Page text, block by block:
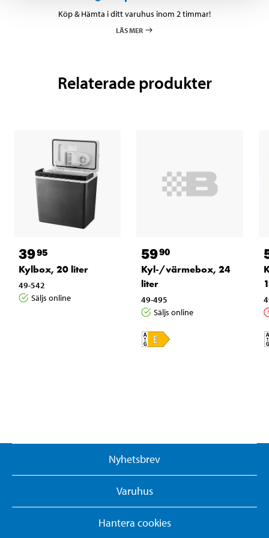
Köp & Hämta i ditt varuhus inom 2 timmar!
LÄS MER
Relaterade produkter
3995
Kylbox, 20 liter
49-542
Säljs online
5990
Kyl-/värmebox, 24
liter
49-495
Säljs online
Nyhetsbrev
Varuhus
Hantera cookies